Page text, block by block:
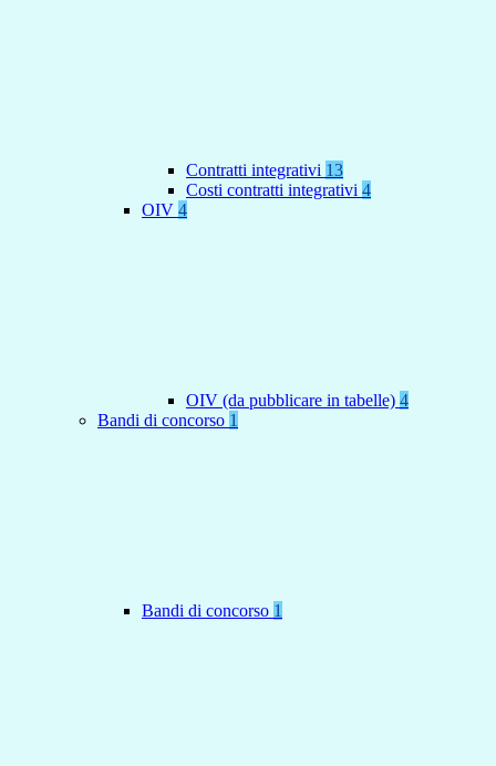
Contratti integrativi 13
Costi contratti integrativi 4
OIV 4
OIV (da pubblicare in tabelle) 4
Bandi di concorso 1
Bandi di concorso 1